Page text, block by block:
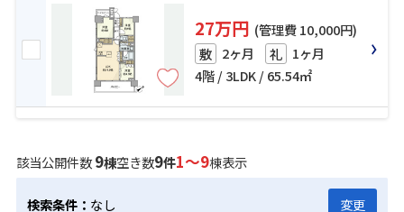
27万円 (管理費 10,000円)
敷 2ヶ月 礼 1ヶ月
4階 / 3LDK / 65.54㎡
該当公開件数9棟空き数9件1～9棟表示
検索条件： なし 変更